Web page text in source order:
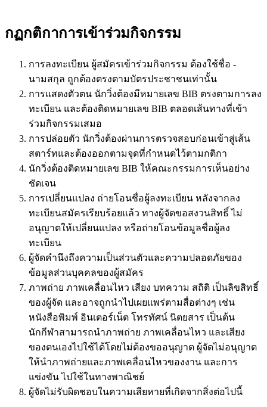
กฏกติกาการเข้าร่วมกิจกรรม
การลงทะเบียน ผู้สมัครเข้าร่วมกิจกรรม ต้องใช้ชื่อ -
นามสกุล ถูกต้องตรงตามบัตรประชาชนเท่านั้น
การแสดงตัวตน นักวิ่งต้องมีหมายเลข BIB ตรงตามการลง
ทะเบียน และต้องติดหมายเลข BIB ตลอดเส้นทางที่เข้า
ร่วมกิจกรรมเสมอ
การปล่อยตัว นักวิ่งต้องผ่านการตรวจสอบก่อนเข้าสู่เส้น
สตาร์ทและต้องออกตามจุดที่กำหนดไว้ตามกติกา
นักวิ่งต้องติดหมายเลข BIB ให้คณะกรรมการเห็นอย่าง
ชัดเจน
การเปลี่ยนแปลง ถ่ายโอนชื่อผู้ลงทะเบียน หลังจากลง
ทะเบียนสมัครเรียบร้อยแล้ว ทางผู้จัดขอสงวนสิทธิ์ ไม่
อนุญาตให้เปลี่ยนแปลง หรือถ่ายโอนข้อมูลชื่อผู้ลง
ทะเบียน
ผู้จัดคำนึงถึงความเป็นส่วนตัวและความปลอดภัยของ
ข้อมูลส่วนบุคคลของผู้สมัคร
ภาพถ่าย ภาพเคลื่อนไหว เสียง บทความ สถิติ เป็นลิขสิทธิ์
ของผู้จัด และอาจถูกนำไปเผยแพร่ตามสื่อต่างๆ เช่น
หนังสือพิมพ์ อินเตอร์เน็ต โทรทัศน์ นิตยสาร เป็นต้น
นักกีฬาสามารถนำภาพถ่าย ภาพเคลื่อนไหว และเสียง
ของตนเองไปใช้ได้โดยไม่ต้องขออนุญาต ผู้จัดไม่อนุญาต
ให้นำภาพถ่ายและภาพเคลื่อนไหวของงาน และการ
แข่งขัน ไปใช้ในทางพาณิชย์
ผู้จัดไม่รับผิดชอบในความเสียหายที่เกิดจากสิ่งต่อไปนี้